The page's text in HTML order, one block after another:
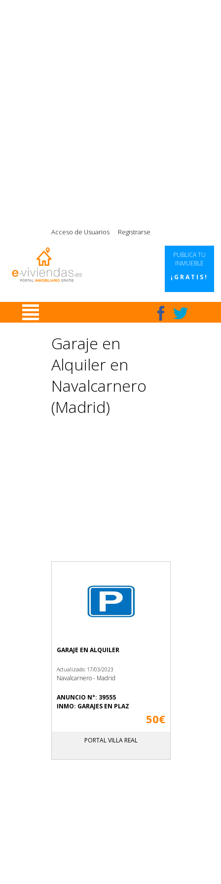
Acceso de Usuarios Registrarse
PUBLICA TU
INMUEBLE
¡GRATIS!
Garaje en
Alquiler en
Navalcarnero
(Madrid)
GARAJE EN ALQUILER
Actualizado: 17/03/2023
Navalcarnero - Madrid
ANUNCIO N°: 39555
INMO: GARAJES EN PLAZ
50€
PORTAL VILLA REAL